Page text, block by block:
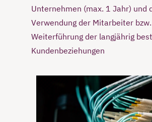
Unternehmen (max. 1 Jahr) und
Verwendung der Mitarbeiter
Weiterführung der langjährig
Kundenbeziehungen